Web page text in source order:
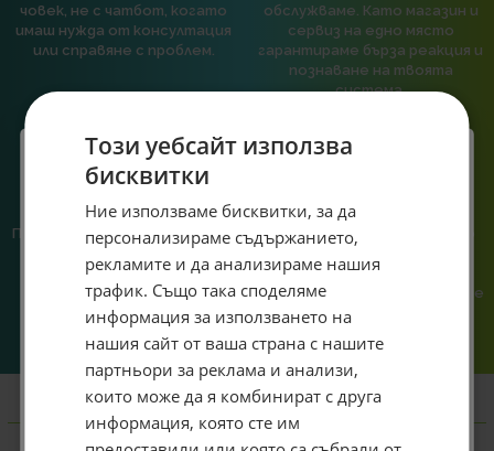
човек, не с чатбот, когато
имаш нужда от консултация
или справяне с проблем.
обслужваме. Като магазин и
сервиз на едно място
гарантираме бърза реакция и
познаване на твоята
система.
Предлагаме различни методи
на плащане, включително
възможност за плащане с
криптовалута.
Ние сме малък екип и точно
отговорност за всяка
поръчка. Ако има проблем – не
го прехвърляме, а го
Информация
Този уебсайт използва
бисквитки
Ние използваме бисквитки, за да
персонализираме съдържанието,
рекламите и да анализираме нашия
трафик. Също така споделяме
информация за използването на
нашия сайт от ваша страна с нашите
партньори за реклама и анализи,
които може да я комбинират с друга
информация, която сте им
Специален подарък за
теб!
Абонирай се за ексклузивни седмични оферти и
специални предложения само за теб като
въведеш само email адрес и получи отстъпка от
първата ти поръчка.
Email